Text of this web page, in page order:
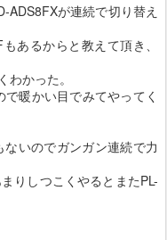
ADS8FXが連続で切り替え
あるからと教えて頂き、
かった。
暖かい目でみてやってく
いのでガンガン連続で力
りしつこくやるとまたPL-